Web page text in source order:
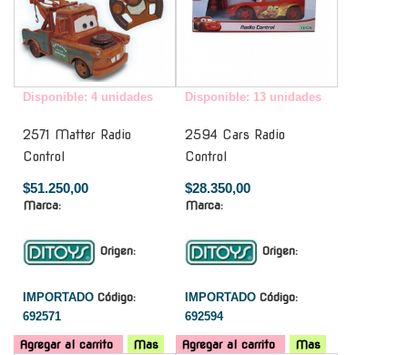
Disponible: 4 unidades
2571 Matter Radio
Control
$51.250,00
Marca:
Origen:
IMPORTADO Código:
692571
Agregar al carrito Mas
Disponible: 13 unidades
2594 Cars Radio
Control
$28.350,00
Marca:
Origen:
IMPORTADO Código:
692594
Agregar al carrito
Mas